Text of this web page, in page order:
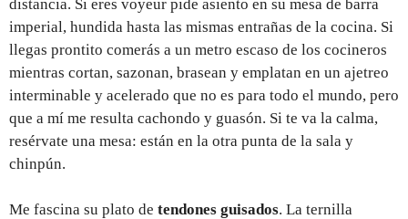
distancia. Si eres voyeur pide asiento en su mesa de barra
imperial, hundida hasta las mismas entrañas de la cocina. Si
llegas prontito comerás a un metro escaso de los cocineros
mientras cortan, sazonan, brasean y emplatan en un ajetreo
interminable y acelerado que no es para todo el mundo, pero
que a mí me resulta cachondo y guasón. Si te va la calma,
resérvate una mesa: están en la otra punta de la sala y
chinpún.
Me fascina su plato de tendones guisados. La ternilla